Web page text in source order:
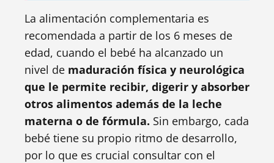
La alimentación complementaria es
recomendada a partir de los 6 meses de
edad, cuando el bebé ha alcanzado un
nivel de maduración física y neurológica
que le permite recibir, digerir y absorber
otros alimentos además de la leche
materna o de fórmula. Sin embargo, cada
bebé tiene su propio ritmo de desarrollo,
por lo que es crucial consultar con el